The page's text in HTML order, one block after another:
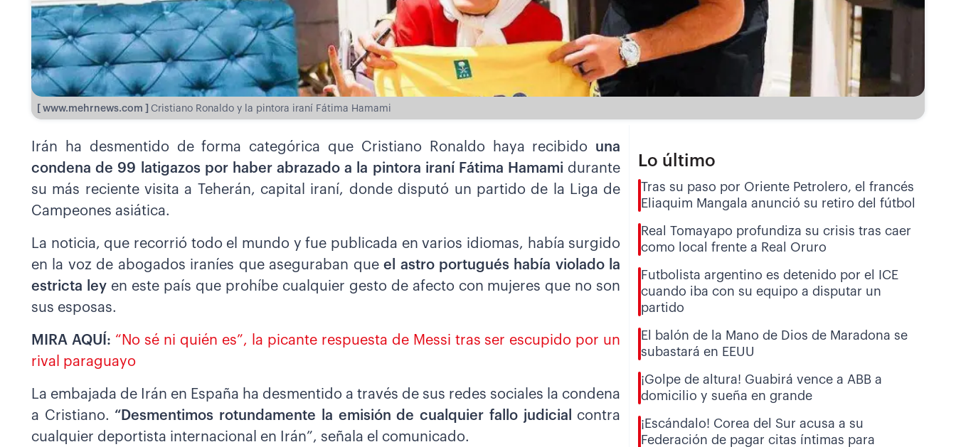
[ www.mehrnews.com ] Cristiano Ronaldo y la pintora iraní Fátima Hamami
Irán ha desmentido de forma categórica que Cristiano Ronaldo haya recibido una
condena de 99 latigazos por haber abrazado a la pintora iraní Fátima Hamami durante
su más reciente visita a Teherán, capital iraní, donde disputó un partido de la Liga de
Campeones asiática.
La noticia, que recorrió todo el mundo y fue publicada en varios idiomas, había surgido
en la voz de abogados iraníes que aseguraban queel astro portugués había violado la
estricta ley en este país que prohíbe cualquier gesto de afecto con mujeres que no son
sus esposas.
MIRA AQUÍ: “No sé ni quién es”, la picante respuesta de Messi tras ser escupido por un
rival paraguayo
La embajada de Irán en España ha desmentido a través de sus redes sociales la condena
a Cristiano. “Desmentimos rotundamente la emisión de cualquier fallo judicial
contra
cualquier deportista internacional en Irán”, señala el comunicado.
Lo último
Tras su paso por Oriente Petrolero, el francés
Eliaquim Mangala anunció su retiro del fútbol
Real Tomayapo profundiza su crisis tras caer
como local frente a Real Oruro
Futbolista argentino es detenido por el ICE
cuando iba con su equipo a disputar un
partido
El balón de la Mano de Dios de Maradona se
subastará en EEUU
¡Golpe de altura! Guabirá vence a ABB a
domicilio y sueña en grande
¡Escándalo! Corea del Sur acusa a su
Federación de pagar citas íntimas para